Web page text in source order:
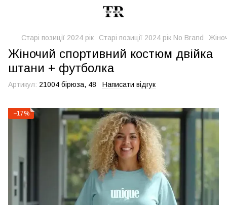
Старі позиції 2024 рік Старі позиції 2024 рік No Brand
Жіночий спортивний костюм двійка
штани + футболка
Артикул: 21004 бірюза, 48 Написати відгук
−17%